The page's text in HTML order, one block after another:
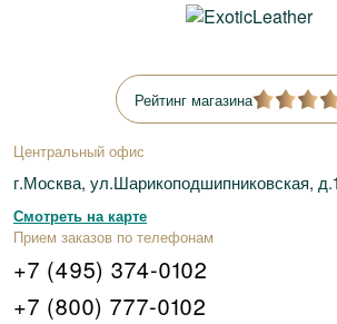
Рейтинг магазина
Центральный офис
г.Москва, ул.Шарикоподшипниковская,
Смотреть на карте
Прием заказов по телефонам
+7 (495) 374-0102
+7 (800) 777-0102